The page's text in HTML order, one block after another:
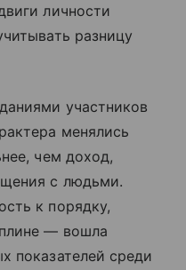
личности
разницу
участников
менялись
чем доход,
с людьми.
к порядку,
— вошла
показателей среди